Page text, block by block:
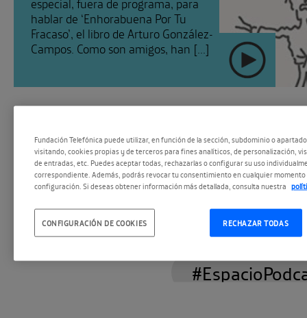
hablar de ‘Enhorabuena Por Tu
Fracaso’, el libro de Arturo González-
Campos. Como son amigos, han [...]
SEGUIR
Fundación Telefónica puede utilizar, en función de la sección, subdominio o
visitando, cookies propias y de terceros para fines analíticos, de personalización,
de entradas, etc. Puedes aceptar todas, rechazarlas o configurar su uso
correspondiente. Además, podrás revocar tu consentimiento en cualquier momento
configuración. Si deseas obtener información más detallada, consulta nuestra
RECHAZAR TODAS
CONFIGURACIÓN DE COOKIES